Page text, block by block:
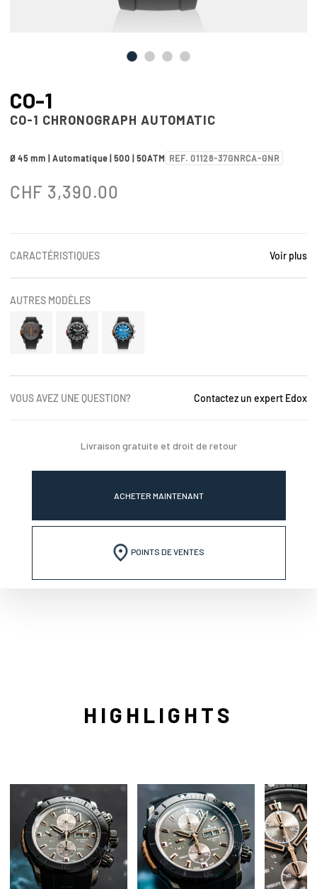
CO-1
CO-1 CHRONOGRAPH AUTOMATIC
Ø 45 mm | Automatique | 500 | 50ATM REF. 01128-37GNRCA-GNR
CHF 3,390.00
CARACTÉRISTIQUES Voir plus
AUTRES MODÈLES
VOUS AVEZ UNE QUESTION? Contactez un expert Edox
Livraison gratuite et droit de retour
ACHETER MAINTENANT
POINTS DE VENTES
HIGHLIGHTS